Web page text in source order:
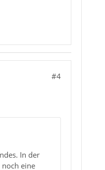
#4
In der
eine